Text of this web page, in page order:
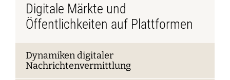
Digitale Märkte und
Öffentlichkeiten auf Plattformen
Dynamiken digitaler
Nachrichtenvermittlung